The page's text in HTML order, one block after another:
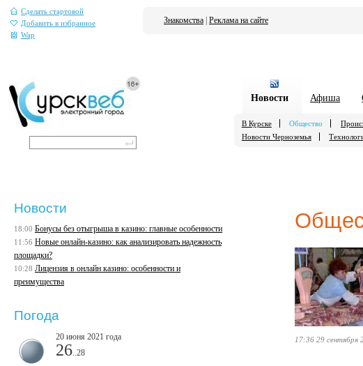
Сделать стартовой
Добавить в избранное
Wap
Знакомства Реклама на сайте
Новости Афиша
В Курске Общество
Новости Черноземья
17:36 29 сентября
Новости
18:00 Бонусы без отыгрыша в казино: главные особенности
11:56 Новые онлайн-казино: как анализировать надежность
площадки?
10:28 Лицензия в онлайн казино: особенности и
преимущества
Погода
20 июня 2021 года
26 ..28